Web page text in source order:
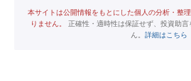
本サイトは公開情報をもとにした個人の分析・整
りません。
正確性・適時性は保証せず、投資助
ん。 詳細はこちら